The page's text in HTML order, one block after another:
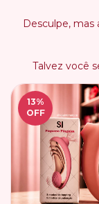
Desculpe, mas
Talvez você
13%
OFF